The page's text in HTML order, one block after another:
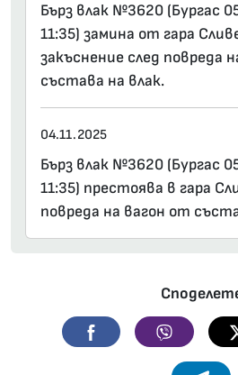
Бърз влак №3620 (Бургас
11:35) замина от гара
закъснение след повреда
състава на влак.
04.11.2025
Бърз влак №3620 (Бургас
11:35) престоява в гара
повреда на вагон от
Facebook Viber